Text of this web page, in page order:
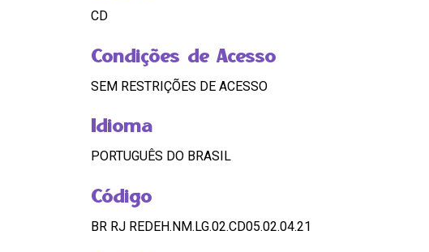
CD
Condições de Acesso
SEM RESTRIÇÕES DE ACESSO
Idioma
PORTUGUÊS DO BRASIL
Código
BR RJ REDEH.NM.LG.02.CD05.02.04.21